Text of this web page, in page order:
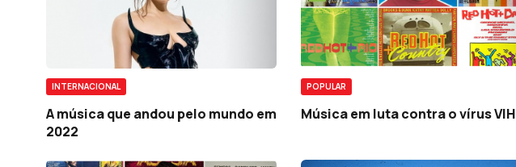
INTERNACIONAL
A música que andou pelo mundo em
2022
POPULAR
Música em luta contra o vírus VIH